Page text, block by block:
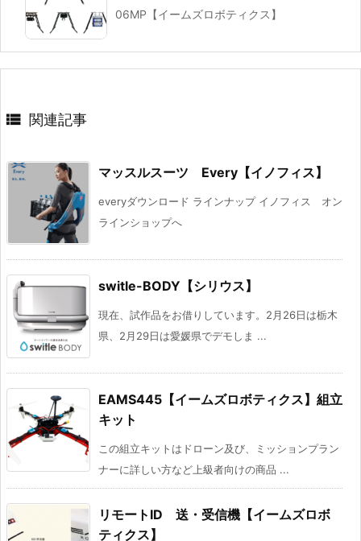
06MP【イームズロボティクス】
 関連記事
マッスルスーツ Every【イノフィス】
everyダウンロード ラインナップ イノフィス オン
ラインショップへ
switle-BODY【シリウス】
現在、試作品をお借りしています。2月26日は栃木
県、2月29日は愛媛県でデモしま ...
EAMS445【イームズロボティクス】組立
キット
この組立キットはドローン及び、ミッションプラン
ナーに詳しい方など上級者向けの商品 ...
リモートID 送・受信機【イームズロボ
ティクス】